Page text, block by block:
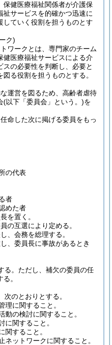
保健医療福祉関係者が介護保
祉サービスを的確かつ迅速に
ていく役割を担うものとす
ク)
ワークとは、専門家のチーム
健医療福祉サービスによる介
スの必要性を判断し、必要と
る役割を担うものとする。
運営を図るため、高齢者虐待
(以下「委員会」という。)を
命した次に掲げる委員をもっ
の代表
者
めた者
を置く。
の互選により定める。
、会務を総理する。
、委員長に事故があるとき
。 ただし、補欠の委員の任
。
のとおりとする。
理に関すること。
動の検討に関すること。
に関すること。
関すること。
ネットワークに関すること。